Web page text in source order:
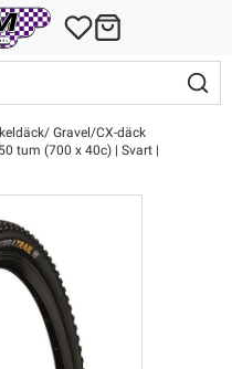
Gravel/CX-däck
tum (700 x 40c) | Svart |